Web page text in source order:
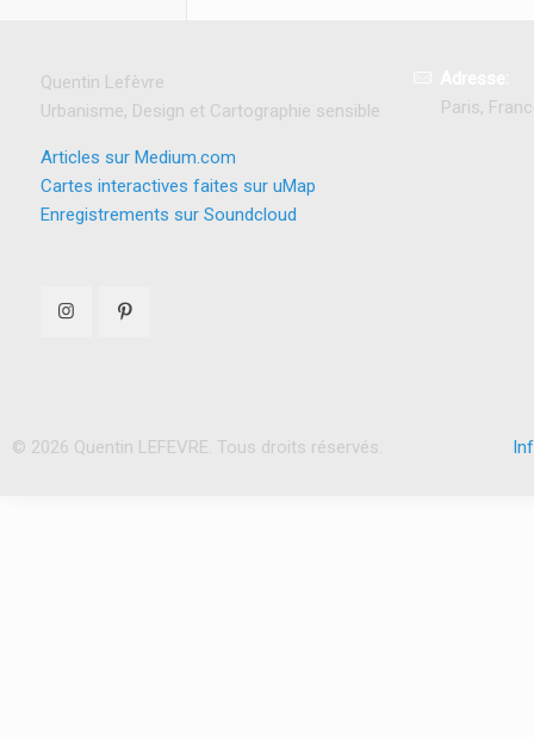
Quentin Lefèvre
Urbanisme, Design et Cartographie sensible
Articles sur Medium.com
Cartes interactives faites sur uMap
Enregistrements sur Soundcloud
Paris,
© 2026 Quentin LEFEVRE. Tous droits réservés.